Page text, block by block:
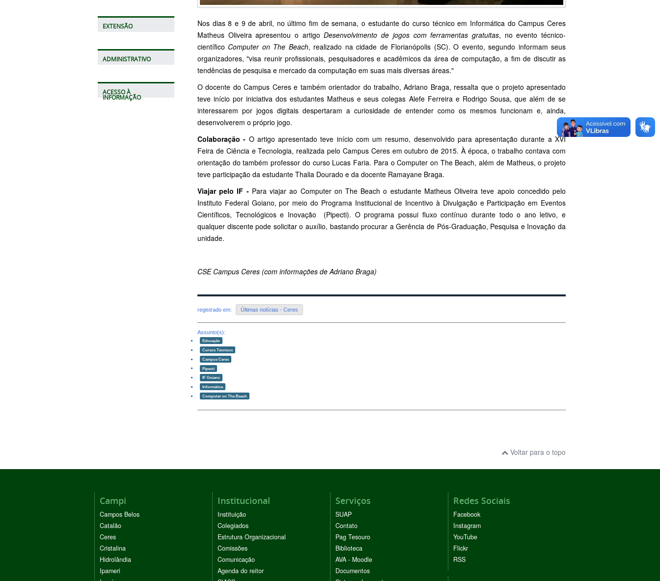
EXTENSÃO
ADMINISTRATIVO
ACESSO À
INFORMAÇÃO
Nos dias 8 e 9 de abril, no último fim de semana, o estudante do curso técnico em Informática do Campus Ceres
Matheus Oliveira apresentou o artigoDesenvolvimento de jogos com ferramentas gratuitas, no evento técnico-
científico Computer on The Beach, realizado na cidade de Florianópolis (SC). O evento, segundo informam seus
organizadores, "visa reunir profissionais, pesquisadores e acadêmicos da área de computação, a fim de discutir as
tendências de pesquisa e mercado da computação em suas mais diversas áreas."
O docente do Campus Ceres e também orientador do trabalho, Adriano Braga, ressalta que o projeto apresentado
teve início por iniciativa dos estudantes Matheus e seus colegas Alefe Ferreira e Rodrigo Sousa, que além de se
interessarem por jogos digitais despertaram a curiosidade de entender como os mesmos funcionam e, ainda,
desenvolverem o próprio jogo.
Colaboração - O artigo apresentado teve início com um resumo, desenvolvido para apresentação durante a XVI
Feira de Ciência e Tecnologia, realizada pelo Campus Ceres em outubro de 2015. À época, o trabalho contava com
orientação do também professor do curso Lucas Faria. Para o Computer on The Beach, além de Matheus, o projeto
teve participação da estudante Thalia Dourado e da docente Ramayane Braga.
Viajar pelo IF -Para viajar ao Computer on The Beach o estudante Matheus Oliveira teve apoio concedido pelo
Instituto Federal Goiano, por meio do Programa Institucional de Incentivo à Divulgação e Participação em Eventos
Científicos, Tecnológicos e Inovação (Pipecti). O programa possui fluxo contínuo durante todo o ano letivo, e
qualquer discente pode solicitar o auxílio, bastando procurar a Gerência de Pós-Graduação, Pesquisa e Inovação da
unidade.
CSE Campus Ceres (com informações de Adriano Braga)
registrado em: Últimas notícias - Ceres
Assunto(s):
Educação
Cursos Técnicos
Campus Ceres
Pipecti
IF Goiano
Informática
Computer on The Beach
Voltar para o topo
Campi
Campos Belos
Catalão
Ceres
Cristalina
Hidrolândia
Ipameri
Institucional
Instituição
Colegiados
Estrutura Organizacional
Comissões
Comunicação
Agenda do reitor
Serviços
SUAP
Contato
Pag Tesouro
Biblioteca
AVA - Moodle
Documentos
Redes Sociais
Facebook
Instagram
YouTube
Flickr
RSS